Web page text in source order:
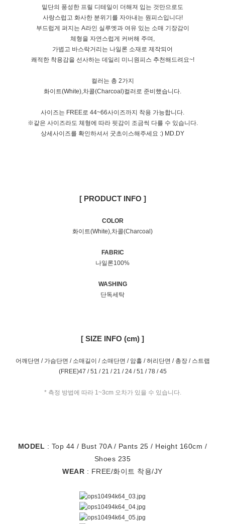
밑단의 풍성한 프릴 디테일이 더해져 입는 것만으로도
사랑스럽고 화사한 분위기를 자아내는 원피스입니다!
부드럽게 퍼지는 A라인 실루엣과 여유 있는 소매 기장감이
체형을 자연스럽게 커버해 주며,
가볍고 바스락거리는 나일론 소재로 제작되어
쾌적한 착용감을 선사하는 데일리 미니원피스 추천해드려요~!
컬러는 총 2가지
화이트(White),차콜(Charcoal)컬러로 준비했습니다.
사이즈는 FREE로 44~66사이즈까지 착용 가능합니다.
※같은 사이즈라도 체형에 따라 핏감이 조금씩 다를 수 있습니다.
상세사이즈를 확인하셔서 굿초이스해주세요 :) MD.DY
[ PRODUCT INFO ]
COLOR
화이트(White),차콜(Charcoal)
FABRIC
나일론100%
WASHING
단독세탁
[ SIZE INFO (cm) ]
어깨단면 / 가슴단면 / 소매길이 / 소매단면 / 암홀 / 허리단면 / 총장 / 스트랩
(FREE)47 / 51 / 21 / 21 / 24 / 51 / 78 / 45
* 측정 방법에 따라 1~3cm 오차가 있을 수 있습니다.
MODEL : Top 44 / Bust 70A / Pants 25 / Height 160cm /
Shoes 235
WEAR : FREE/화이트 착용/JY